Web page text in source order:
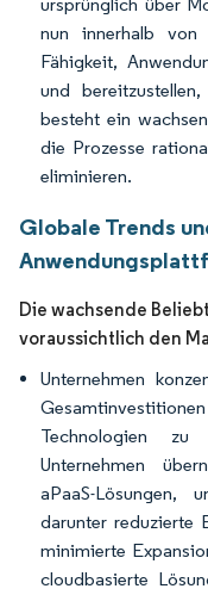
nun innerhalb
Fähigkeit,
und
besteht ein
die Prozesse
eliminieren.
Globale Trends
Die wachsende
voraussichtlich den
Unternehmen
Technologien
Unternehmen
aPaaS-Lösungen,
darunter reduzierte
minimierte
cloudbasierte